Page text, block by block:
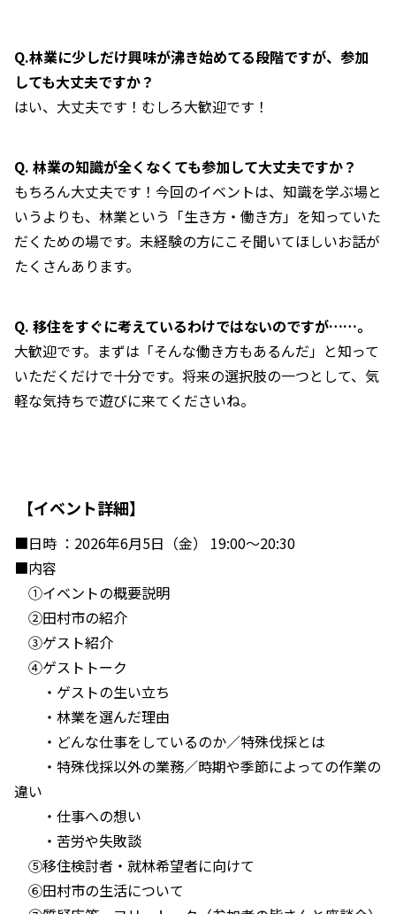
Q.林業に少しだけ興味が沸き始めてる段階ですが、参加
しても大丈夫ですか？
はい、大丈夫です！むしろ大歓迎です！
Q. 林業の知識が全くなくても参加して大丈夫ですか？
もちろん大丈夫です！今回のイベントは、知識を学ぶ場と
いうよりも、林業という「生き方・働き方」を知っていた
だくための場です。未経験の方にこそ聞いてほしいお話が
たくさんあります。
Q. 移住をすぐに考えているわけではないのですが……。
大歓迎です。まずは「そんな働き方もあるんだ」と知って
いただくだけで十分です。将来の選択肢の一つとして、気
軽な気持ちで遊びに来てくださいね。
【イベント詳細】
■日時 ：2026年6月5日（金） 19:00～20:30
■内容
①イベントの概要説明
②田村市の紹介
③ゲスト紹介
④ゲストトーク
・ゲストの生い立ち
・林業を選んだ理由
・どんな仕事をしているのか／特殊伐採とは
・特殊伐採以外の業務／時期や季節によっての作業の
違い
・仕事への想い
・苦労や失敗談
⑤移住検討者・就林希望者に向けて
⑥田村市の生活について